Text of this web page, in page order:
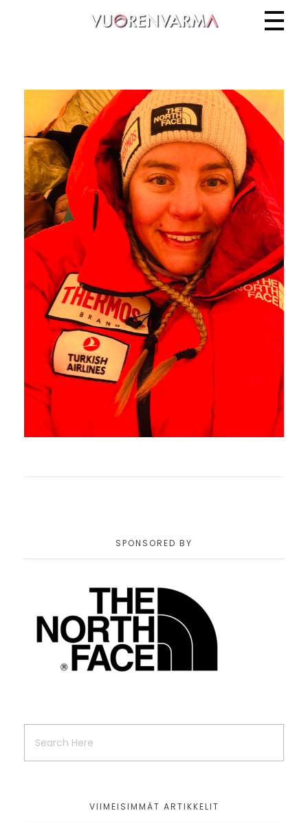
SPONSORED BY
VIIMEISIMMÄT ARTIKKELIT